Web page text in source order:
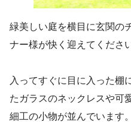
緑美しい庭を横目に玄関の
ナー様が快く迎えてくださ
入ってすぐに目に入った棚
たガラスのネックレスや可
細工の小物が並んでいます。